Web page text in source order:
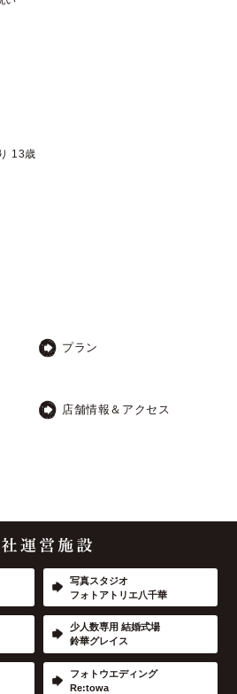
13歳
プラン
店舗情報＆アクセス
写真スタジオ
フォトアトリエ八千華
少人数専用 結婚式場
鈴華グレイス
フォトウエディング
Re:towa